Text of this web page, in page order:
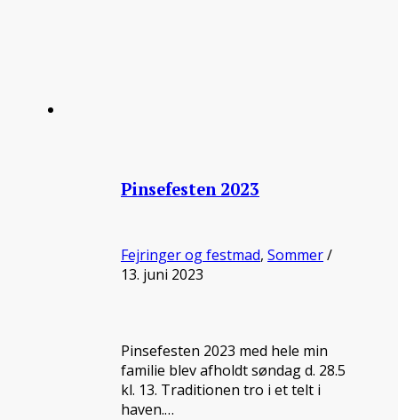
Pinsefesten 2023
Fejringer og festmad, Sommer/
13. juni 2023
Pinsefesten 2023 med hele min
familie blev afholdt søndag d. 28.5
kl. 13. Traditionen tro i et telt i
haven.…